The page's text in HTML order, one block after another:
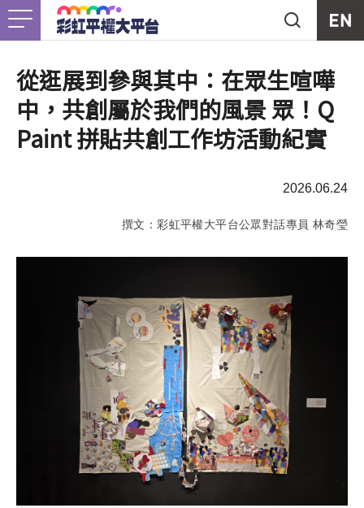
首頁
關於我們
最新消息
未竟之事
支持我們
演講邀約
Jump to Main content
從逛展到參與其中：在眾生喧嘩
中，共創屬於我們的風景 眾！Q
Paint 拼貼共創工作坊活動紀實
2026.06.24
撰文：彩虹平權大平台公眾對話專員 林奇瑩